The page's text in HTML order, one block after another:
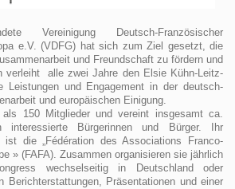
Vereinigung Deutsch-Französischer
e.V. (VDFG) hat sich zum Ziel gesetzt, die
und Freundschaft zu fördern und
verleiht alle zwei Jahre den Elsie Kühn-Leitz-
Leistungen und Engagement in der deutsch-
und europäischen Einigung.
150 Mitglieder und vereint insgesamt ca.
interessierte Bürgerinnen und Bürger. Ihr
ist die „Fédération des Associations Franco-
» (FAFA). Zusammen organisieren sie jährlich
wechselseitig in Deutschland oder
Berichterstattungen, Präsentationen und einer